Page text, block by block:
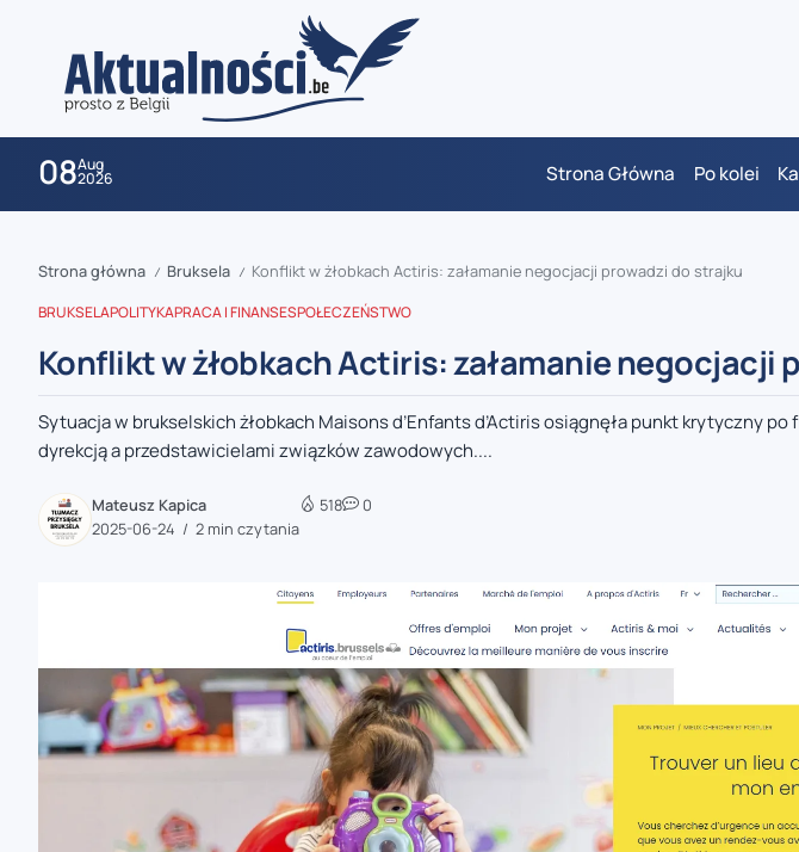
08Aug
2026 Strona Główna Po kolei
zaobserwuj nas
zaobserwuj nas
zaobserwuj nas
zaobserwuj nas
Strona główna / Bruksela / Konflikt w żłobkach Actiris: załamanie negocjacji prowadzi do strajku
BRUKSELAPOLITYKAPRACA I FINANSESPOŁECZEŃSTWO
Konflikt w żłobkach Actiris: załamanie negocjacji
Sytuacja w brukselskich żłobkach Maisons d’Enfants d’Actiris osiągnęła punkt krytyczny
dyrekcją a przedstawicielami związków zawodowych....
Mateusz Kapica
2025-06-24
2 min czytania
518 0